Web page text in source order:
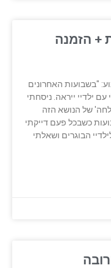
+ הזמנה
"בשבועות האחרונים
ילדיי ייראה. ניסחתי
של הנושא הזה
כשבכל פעם דייקתי
הבוגרים ושאלתי